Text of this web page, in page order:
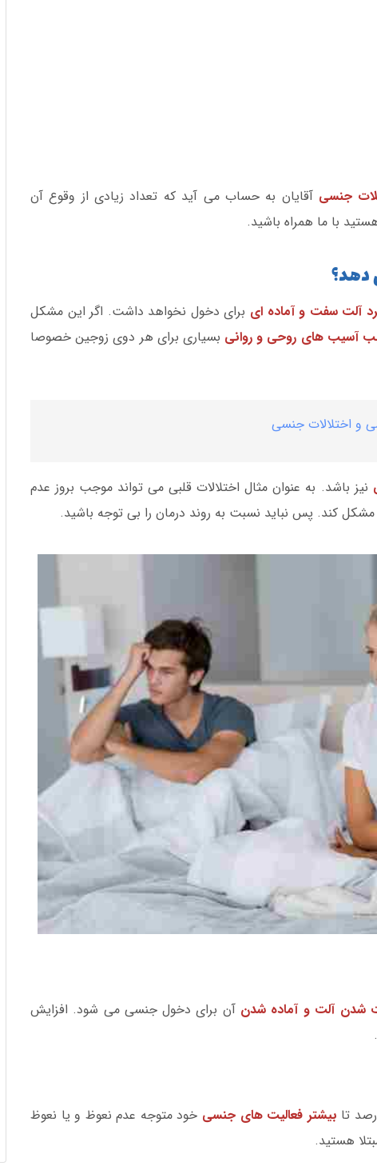
جنسی آقایان به حساب می آید که تعداد زیادی از وقوع آن
با ما همراه باشید.
دهد؟
آلت سفت و آماده ای برای دخول نخواهد داشت. اگر این مشکل
آسیب های روحی و روانی بسیاری برای هر دوی زوجین خصوصا
و اختلالات جنسی
نیز باشد. به عنوان مثال اختلالات قلبی می تواند موجب بروز عدم
کند. پس نباید نسبت به روند درمان را بی توجه باشید.
شدن آلت و آماده شدن آن برای دخول جنسی می شود. افزایش
بیشتر فعالیت های جنسی خود متوجه عدم نعوظ و یا نعوظ
هستید.